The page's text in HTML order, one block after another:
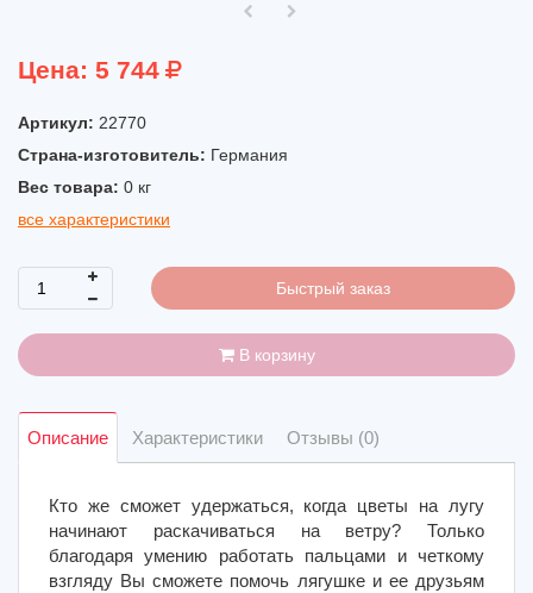
Цена: 5 744
Артикул: 22770
Страна-изготовитель: Германия
Вес товара: 0 кг
все характеристики
Быстрый заказ
В корзину
Описание Характеристики Отзывы (0)
Кто же сможет удержаться, когда цветы на лугу
начинают раскачиваться на ветру? Только
благодаря умению работать пальцами и четкому
взгляду Вы сможете помочь лягушке и ее друзьям